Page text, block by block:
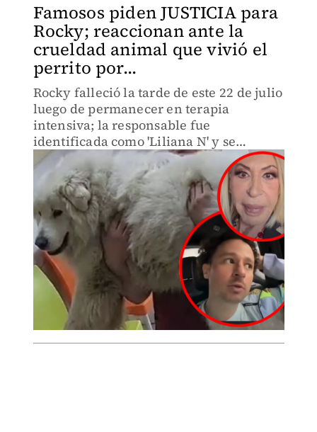
Famosos piden JUSTICIA para
Rocky; reaccionan ante la
crueldad animal que vivió el
perrito por...
Rocky falleció la tarde de este 22 de julio
luego de permanecer en terapia
intensiva; la responsable fue
identificada como 'Liliana N' y se
encuentra detenida.